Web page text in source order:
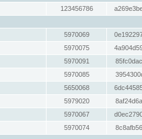
123456786
5970069
5970075
5970091
5970085
5650068
5979020
5970067
5970074